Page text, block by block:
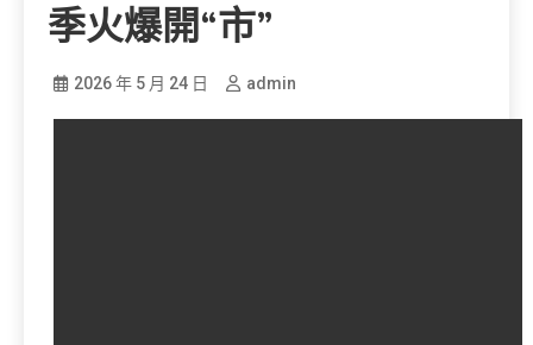
季火爆開“市”
2026 年 5 月 24 日 admin